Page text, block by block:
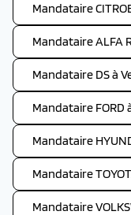
Mandataire
Mandataire ALFA
Mandataire DS à
Mandataire FORD
Mandataire
Mandataire
Mandataire